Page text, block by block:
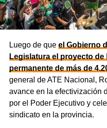
Desarrollo Económico y
ministro de Salud,
Hacienda, Gabriel Sánchez
Unidad Provincial de
Financiamiento Externo
Luego de que el Gobierno
Legislatura el proyecto de
permanente de más de
general de ATE Nacional,
avance en la efectivización
por el Poder Ejecutivo y
sindicato en la provincia.